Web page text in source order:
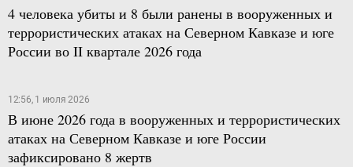
4 человека убиты и 8 были ранены в вооруженных и
террористических атаках на Северном Кавказе и юге
России во II квартале 2026 года
12:56, 1 июля 2026
В июне 2026 года в вооруженных и террористических
атаках на Северном Кавказе и юге России
зафиксировано 8 жертв